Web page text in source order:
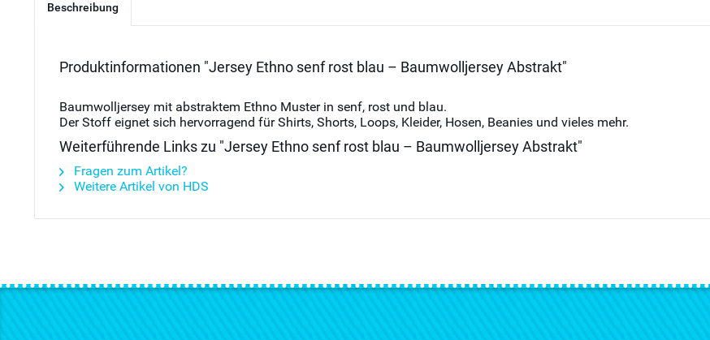
Beschreibung
Produktinformationen "Jersey Ethno senf rost blau – Baumwolljersey Abstrakt"
Baumwolljersey mit abstraktem Ethno Muster in senf, rost und blau.
Der Stoff eignet sich hervorragend für Shirts, Shorts, Loops, Kleider, Hosen, Beanies und vieles mehr.
Weiterführende Links zu "Jersey Ethno senf rost blau – Baumwolljersey Abstrakt"
Fragen zum Artikel?
Weitere Artikel von HDS